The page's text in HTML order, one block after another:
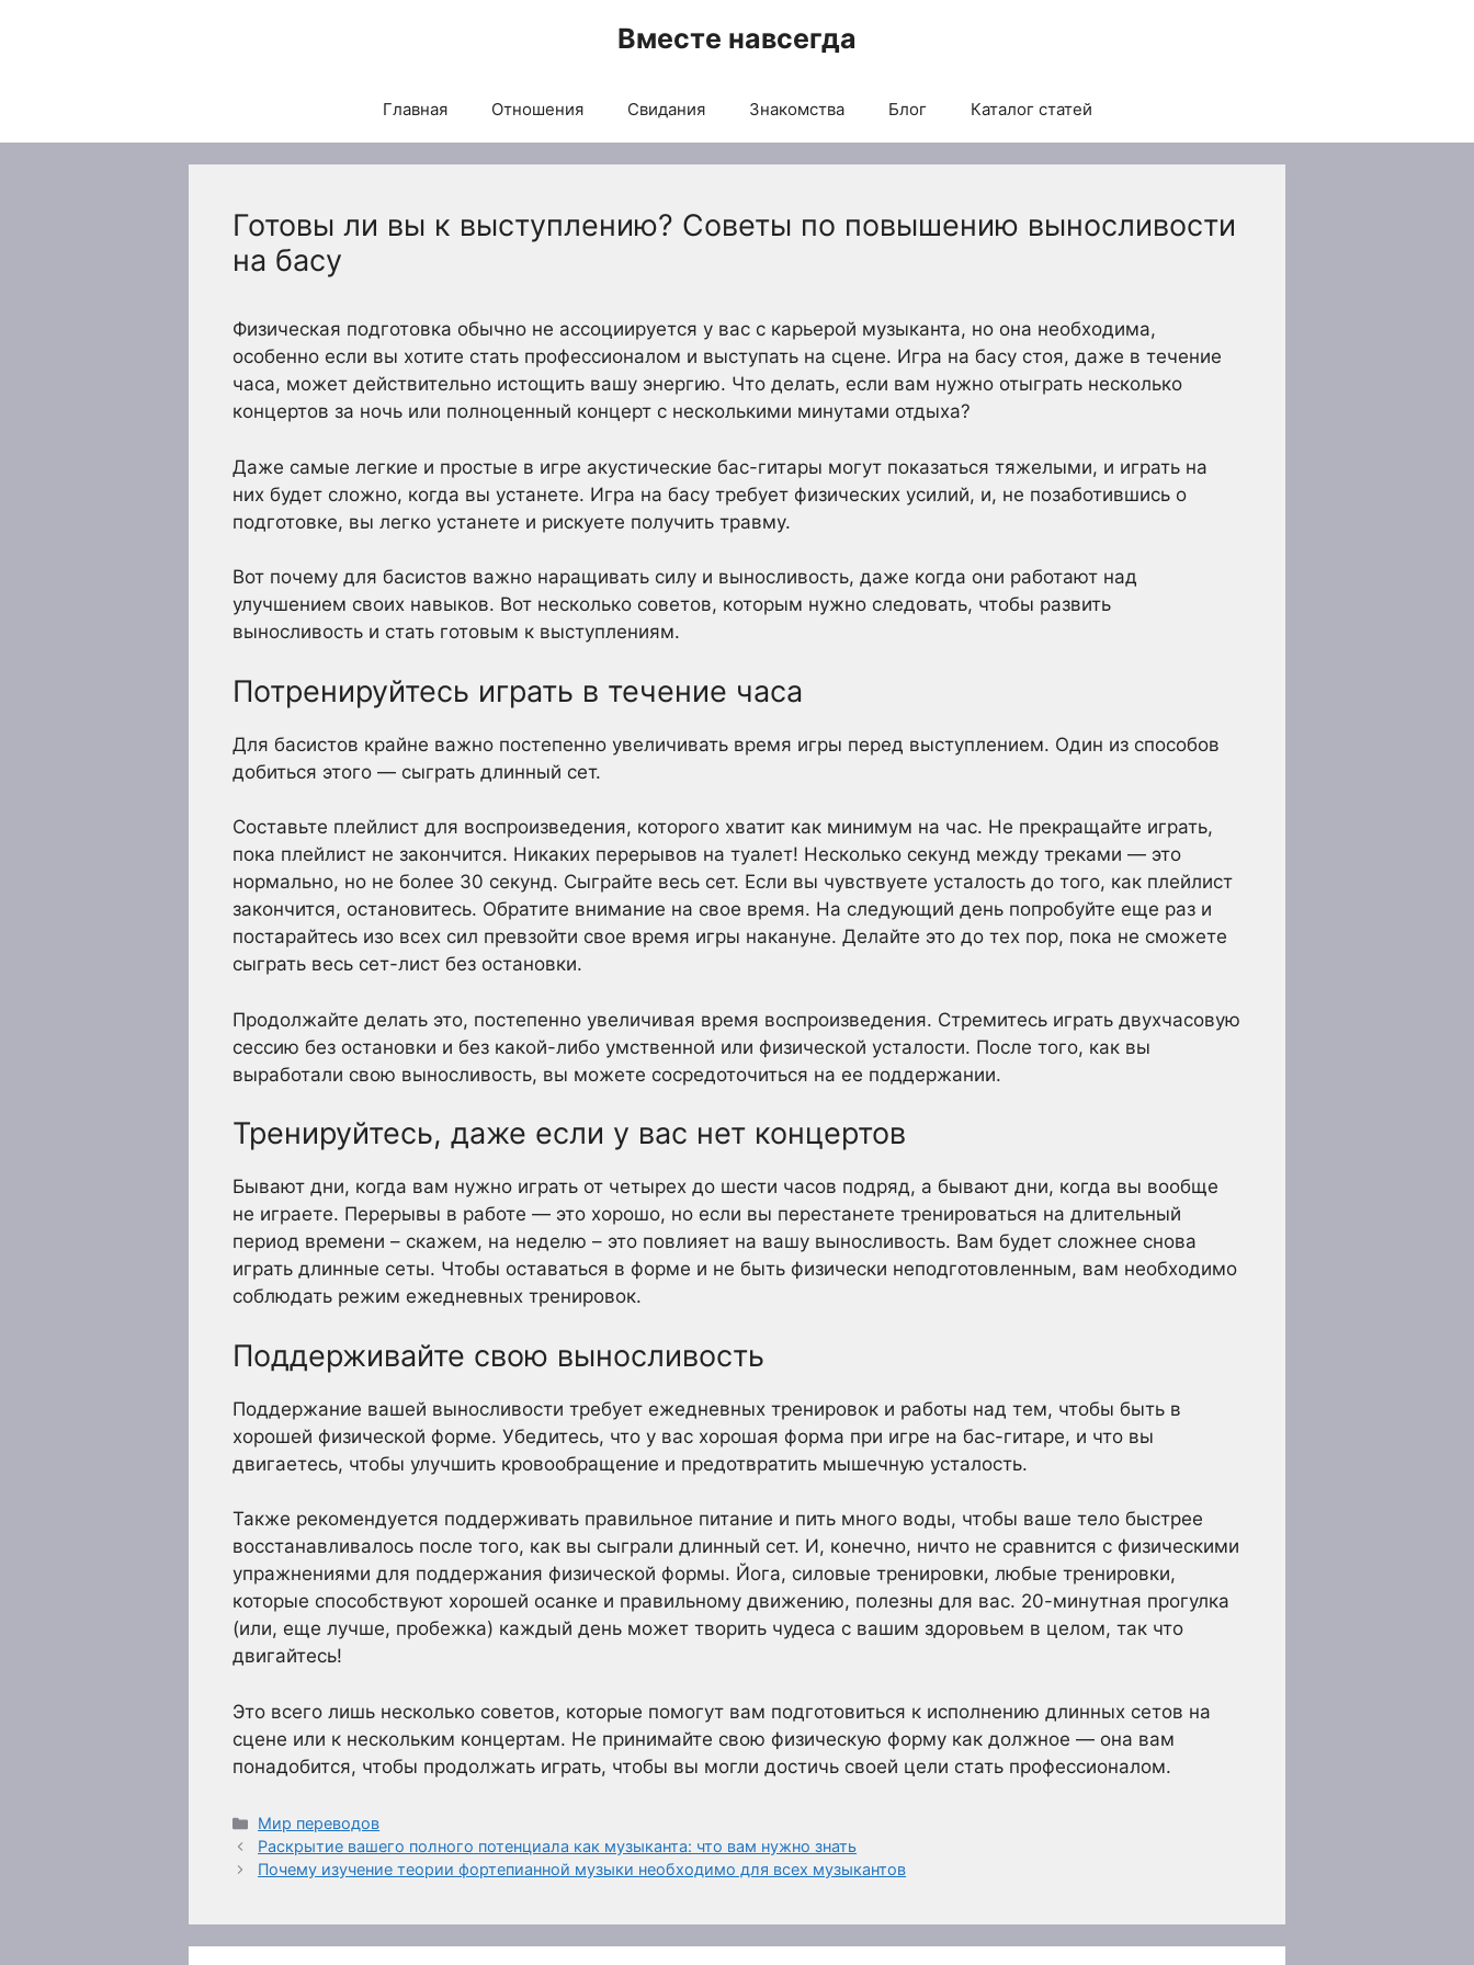
Вместе навсегда
Главная Отношения Свидания Знакомства Блог Каталог статей
Готовы ли вы к выступлению? Советы по повышению выносливости
на басу
Физическая подготовка обычно не ассоциируется у вас с карьерой музыканта, но она необходима,
особенно если вы хотите стать профессионалом и выступать на сцене. Игра на басу стоя, даже в течение
часа, может действительно истощить вашу энергию. Что делать, если вам нужно отыграть несколько
концертов за ночь или полноценный концерт с несколькими минутами отдыха?
Даже самые легкие и простые в игре акустические бас-гитары могут показаться тяжелыми, и играть на
них будет сложно, когда вы устанете. Игра на басу требует физических усилий, и, не позаботившись о
подготовке, вы легко устанете и рискуете получить травму.
Вот почему для басистов важно наращивать силу и выносливость, даже когда они работают над
улучшением своих навыков. Вот несколько советов, которым нужно следовать, чтобы развить
выносливость и стать готовым к выступлениям.
Потренируйтесь играть в течение часа
Для басистов крайне важно постепенно увеличивать время игры перед выступлением. Один из способов
добиться этого — сыграть длинный сет.
Составьте плейлист для воспроизведения, которого хватит как минимум на час. Не прекращайте играть,
пока плейлист не закончится. Никаких перерывов на туалет! Несколько секунд между треками — это
нормально, но не более 30 секунд. Сыграйте весь сет. Если вы чувствуете усталость до того, как плейлист
закончится, остановитесь. Обратите внимание на свое время. На следующий день попробуйте еще раз и
постарайтесь изо всех сил превзойти свое время игры накануне. Делайте это до тех пор, пока не сможете
сыграть весь сет-лист без остановки.
Продолжайте делать это, постепенно увеличивая время воспроизведения. Стремитесь играть двухчасовую
сессию без остановки и без какой-либо умственной или физической усталости. После того, как вы
выработали свою выносливость, вы можете сосредоточиться на ее поддержании.
Тренируйтесь, даже если у вас нет концертов
Бывают дни, когда вам нужно играть от четырех до шести часов подряд, а бывают дни, когда вы вообще
не играете. Перерывы в работе — это хорошо, но если вы перестанете тренироваться на длительный
период времени – скажем, на неделю – это повлияет на вашу выносливость. Вам будет сложнее снова
играть длинные сеты. Чтобы оставаться в форме и не быть физически неподготовленным, вам необходимо
соблюдать режим ежедневных тренировок.
Поддерживайте свою выносливость
Поддержание вашей выносливости требует ежедневных тренировок и работы над тем, чтобы быть в
хорошей физической форме. Убедитесь, что у вас хорошая форма при игре на бас-гитаре, и что вы
двигаетесь, чтобы улучшить кровообращение и предотвратить мышечную усталость.
Также рекомендуется поддерживать правильное питание и пить много воды, чтобы ваше тело быстрее
восстанавливалось после того, как вы сыграли длинный сет. И, конечно, ничто не сравнится с физическими
упражнениями для поддержания физической формы. Йога, силовые тренировки, любые тренировки,
которые способствуют хорошей осанке и правильному движению, полезны для вас. 20-минутная прогулка
(или, еще лучше, пробежка) каждый день может творить чудеса с вашим здоровьем в целом, так что
двигайтесь!
Это всего лишь несколько советов, которые помогут вам подготовиться к исполнению длинных сетов на
сцене или к нескольким концертам. Не принимайте свою физическую форму как должное — она вам
понадобится, чтобы продолжать играть, чтобы вы могли достичь своей цели стать профессионалом.
Рубрики
Мир переводов
Раскрытие вашего полного потенциала как музыканта: что вам нужно знать
Почему изучение теории фортепианной музыки необходимо для всех музыкантов